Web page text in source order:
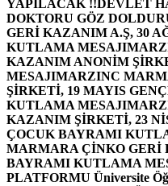
YAPILACAK !!DEVLET
DOKTORU GÖZ
GERİ KAZANIM A.Ş, 30
KUTLAMA MESAJI
KAZANIM ANONİM
MESAJIMARZINC
ŞİRKETİ, 19 MAYIS
KUTLAMA MESAJI
KAZANIM ŞİRKETİ, 23
ÇOCUK BAYRAMI
MARMARA ÇİNKO GERİ
BAYRAMI KUTLAMA
PLATFORMU Üniversite